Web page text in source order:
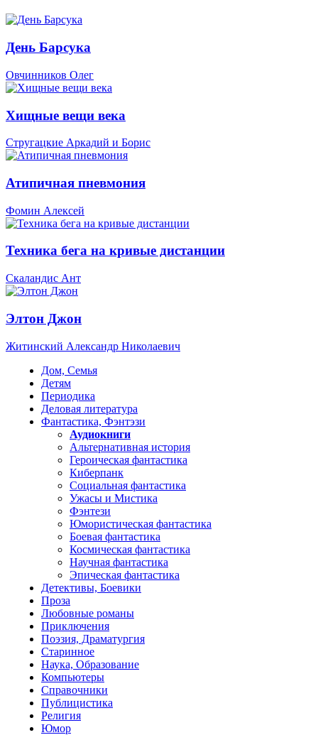
День Барсука
Овчинников Олег
Хищные вещи века
Стругацкие Аркадий и Борис
Атипичная пневмония
Фомин Алексей
Техника бега на кривые дистанции
Скаландис Ант
Элтон Джон
Житинский Александр Николаевич
Дом, Семья
Детям
Периодика
Деловая литература
Фантастика, Фэнтэзи
Аудиокниги
Альтернативная история
Героическая фантастика
Киберпанк
Социальная фантастика
Ужасы и Мистика
Фэнтези
Юмористическая фантастика
Боевая фантастика
Космическая фантастика
Научная фантастика
Эпическая фантастика
Детективы, Боевики
Проза
Любовные романы
Приключения
Поэзия, Драматургия
Старинное
Наука, Образование
Компьютеры
Справочники
Публицистика
Религия
Юмор